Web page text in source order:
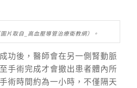
片取自_高血壓導管治療衛教網）。
功後，醫師會在另一側腎動脈
手術完成才會撤出患者體內所
術時間約為一小時，不僅隔天